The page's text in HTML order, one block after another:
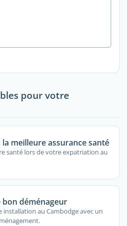
pour votre
la meilleure assurance santé
santé lors de votre expatriation au
bon déménageur
installation au Cambodge avec un